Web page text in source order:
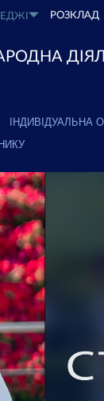
РОЗКЛАД
ІНДИВІДУАЛЬНА